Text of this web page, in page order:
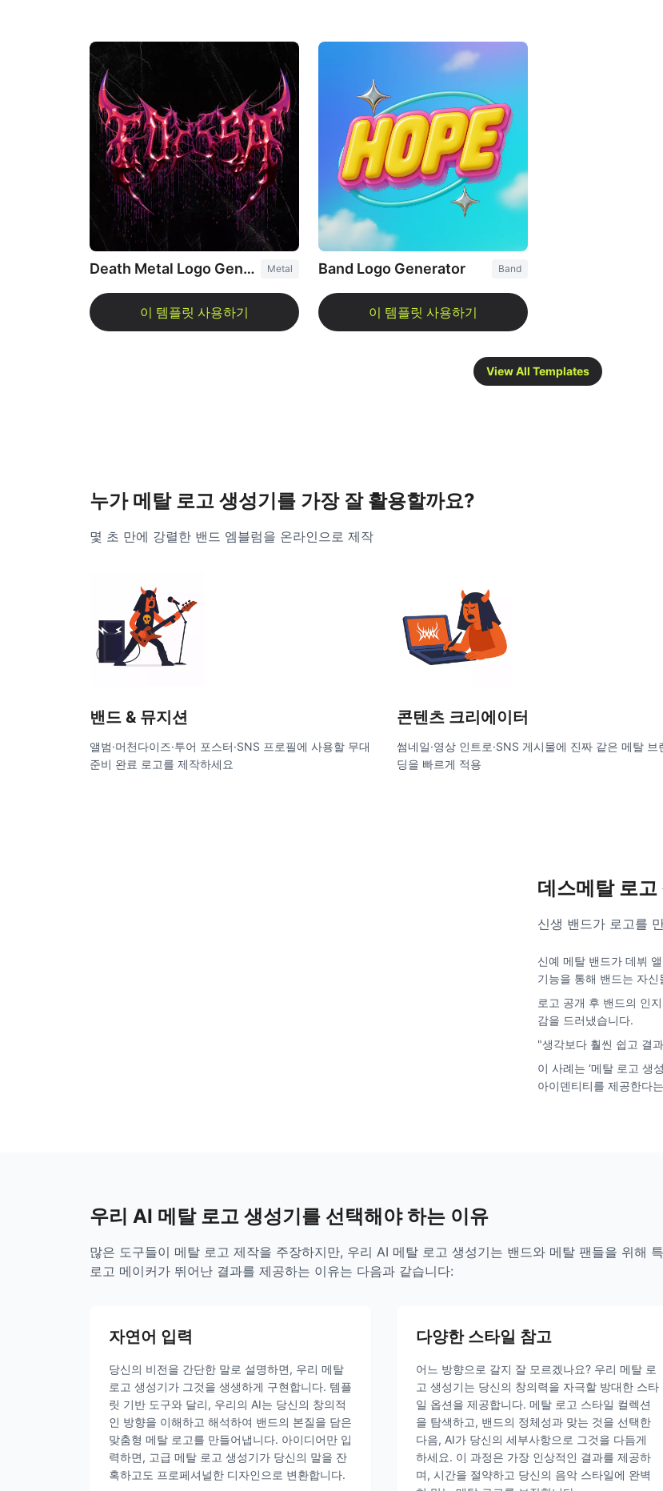
Death Metal Logo Generator Metal Band Logo Generator Band
View All Templates
누가 메탈 로고 생성기를 가장 잘 활용할까요?
몇 초 만에 강렬한 밴드 엠블럼을 온라인으로 제작
밴드 & 뮤지션
앨범·머천다이즈·투어 포스터·SNS 프로필에 사용할 무대
준비 완료 로고를 제작하세요
콘텐츠 크리에이터
썸네일·영상 인트로·SNS 게시물에 진짜 같은 메탈 브
딩을 빠르게 적용
데스메탈 로
신생 밴드가 로고를
신예 메탈 밴드가 데뷔
기능을 통해 밴드는 자
로고 공개 후 밴드의 인
감을 드러냈습니다.
"생각보다 훨씬 쉽고 결
이 사례는 ‘메탈 로고 생
아이덴티티를 제공한다
우리 AI 메탈 로고 생성기를 선택해야 하는 이유
많은 도구들이 메탈 로고 제작을 주장하지만, 우리 AI 메탈 로고 생성기는 밴드와 메탈 팬들을 위해
로고 메이커가 뛰어난 결과를 제공하는 이유는 다음과 같습니다:
자연어 입력
당신의 비전을 간단한 말로 설명하면, 우리 메탈
로고 생성기가 그것을 생생하게 구현합니다. 템플
릿 기반 도구와 달리, 우리의 AI는 당신의 창의적
인 방향을 이해하고 해석하여 밴드의 본질을 담은
맞춤형 메탈 로고를 만들어냅니다. 아이디어만 입
력하면, 고급 메탈 로고 생성기가 당신의 말을 잔
혹하고도 프로페셔널한 디자인으로 변환합니다.
다양한 스타일 참고
어느 방향으로 갈지 잘 모르겠나요? 우리 메탈 로
고 생성기는 당신의 창의력을 자극할 방대한 스타
일 옵션을 제공합니다. 메탈 로고 스타일 컬렉션
을 탐색하고, 밴드의 정체성과 맞는 것을 선택한
다음, AI가 당신의 세부사항으로 그것을 다듬게
하세요. 이 과정은 가장 인상적인 결과를 제공하
며, 시간을 절약하고 당신의 음악 스타일에 완벽